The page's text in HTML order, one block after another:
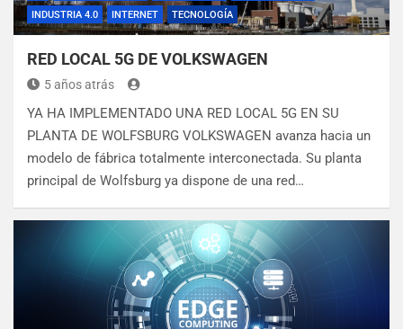
INDUSTRIA 4.0
INTERNET TECNOLOGÍA
RED LOCAL 5G DE VOLKSWAGEN
5 años atrás
YA HA IMPLEMENTADO UNA RED LOCAL 5G EN SU
PLANTA DE WOLFSBURG VOLKSWAGEN avanza hacia un
modelo de fábrica totalmente interconectada. Su planta
principal de Wolfsburg ya dispone de una red…